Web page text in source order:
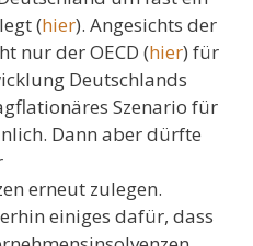
(hier). Angesichts der
nur der OECD (hier) für
Deutschlands
Szenario für
Dann aber dürfte
erneut zulegen.
einiges dafür, dass